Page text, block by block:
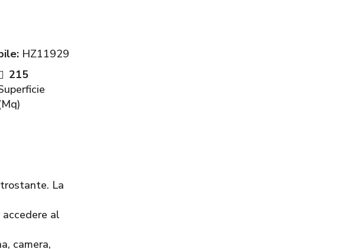
HZ11929
215
La
al
camera,